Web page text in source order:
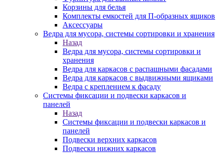
Корзины для белья
Комплекты емкостей для П-образных ящиков
Аксессуары
Ведра для мусора, системы сортировки и хранения
Назад
Ведра для мусора, системы сортировки и
хранения
Ведра для каркасов с распашными фасадами
Ведра для каркасов с выдвижными ящиками
Ведра с креплением к фасаду
Системы фиксации и подвески каркасов и
панелей
Назад
Системы фиксации и подвески каркасов и
панелей
Подвески верхних каркасов
Подвески нижних каркасов